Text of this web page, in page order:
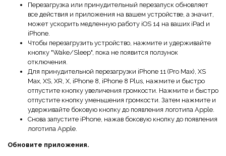
Перезагрузка или принудительный перезапуск обновляет
все действия и приложения на вашем устройстве, а значит,
может ускорить медленную работу iOS 14 на ваших iPad и
iPhone.
Чтобы перезагрузить устройство, нажмите и удерживайте
кнопку "Wake/Sleep", пока не появится ползунок
отключения.
Для принудительной перезагрузки iPhone 11 (Pro Max), XS
Max, XS, XR, X, iPhone 8, iPhone 8 Plus, нажмите и быстро
отпустите кнопку увеличения громкости. Нажмите и быстро
отпустите кнопку уменьшения громкости. Затем нажмите и
удерживайте боковую кнопку до появления логотипа Apple.
Снова запустите iPhone, нажав боковую кнопку до появления
логотипа Apple.
Обновите приложения.